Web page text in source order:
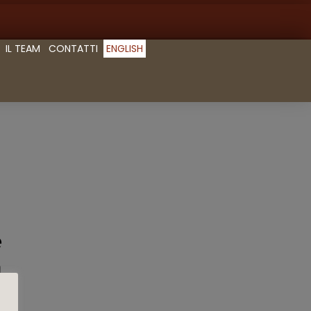
IL TEAM CONTATTI ENGLISH